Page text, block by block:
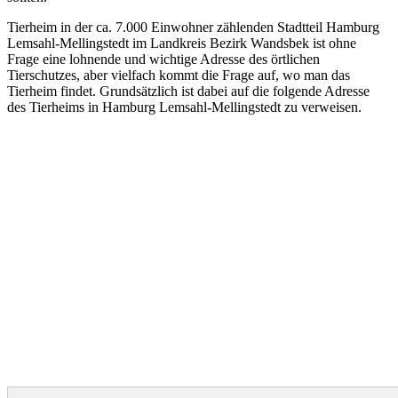
Tierheim in der ca. 7.000 Einwohner zählenden Stadtteil Hamburg
Lemsahl-Mellingstedt im Landkreis Bezirk Wandsbek ist ohne
Frage eine lohnende und wichtige Adresse des örtlichen
Tierschutzes, aber vielfach kommt die Frage auf, wo man das
Tierheim findet. Grundsätzlich ist dabei auf die folgende Adresse
des Tierheims in Hamburg Lemsahl-Mellingstedt zu verweisen.